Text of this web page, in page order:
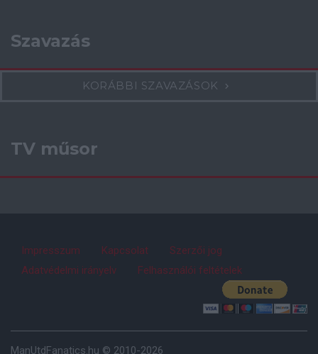
Szavazás
KORÁBBI SZAVAZÁSOK
TV műsor
Impresszum Kapcsolat
Szerzői jog
Adatvédelmi irányelv
Felhasználói feltételek
ManUtdFanatics.hu © 2010-2026